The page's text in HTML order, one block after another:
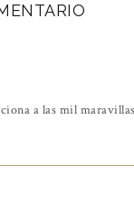
a las mil